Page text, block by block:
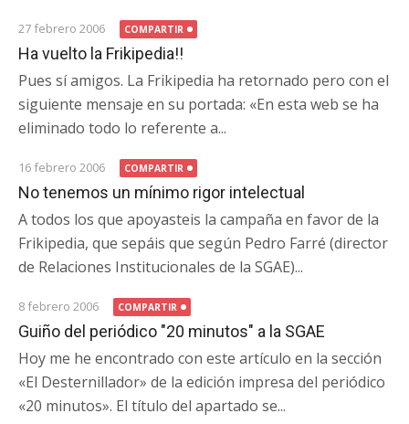
27 febrero 2006 COMPARTIR
Ha vuelto la Frikipedia!!
Pues sí amigos. La Frikipedia ha retornado pero con el
siguiente mensaje en su portada: «En esta web se ha
eliminado todo lo referente a...
16 febrero 2006 COMPARTIR
No tenemos un mínimo rigor intelectual
A todos los que apoyasteis la campaña en favor de la
Frikipedia, que sepáis que según Pedro Farré (director
de Relaciones Institucionales de la SGAE)...
8 febrero 2006 COMPARTIR
Guiño del periódico "20 minutos" a la SGAE
Hoy me he encontrado con este artículo en la sección
«El Desternillador» de la edición impresa del periódico
«20 minutos». El título del apartado se...